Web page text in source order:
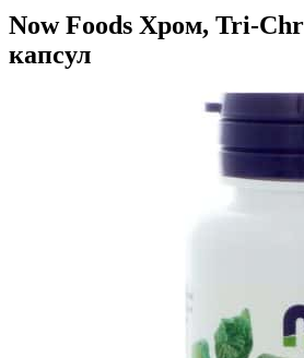
Now Foods Хром, Tri-
капсул